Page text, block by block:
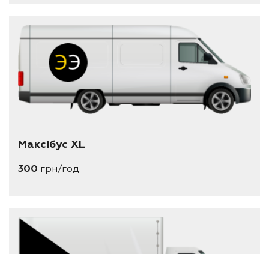
Максібус XL
300 грн/год